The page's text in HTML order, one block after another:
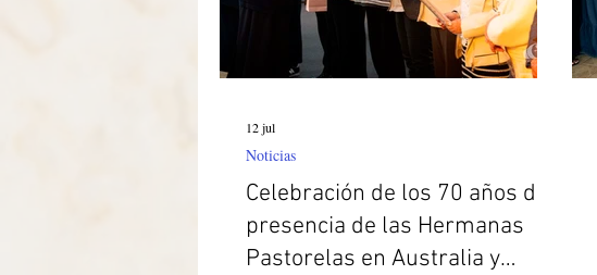
Celebración de los 70 años de
presencia de las Hermanas
Pastorelas en Australia y
Noticias
12 jul